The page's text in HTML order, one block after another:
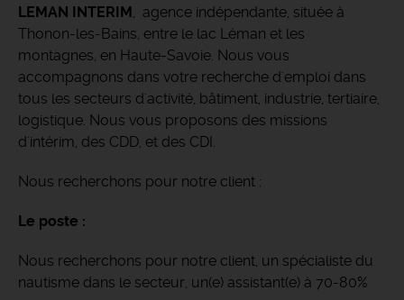
LEMAN INTERIM, agence indépendante, située à
Thonon-les-Bains, entre le lac Léman et les
montagnes, en Haute-Savoie. Nous vous
accompagnons dans votre recherche d'emploi dans
tous les secteurs d'activité, bâtiment, industrie, tertiaire,
logistique. Nous vous proposons des missions
d'intérim, des CDD, et des CDI.
Nous recherchons pour notre client :
Le poste :
Nous recherchons pour notre client, un spécialiste du
nautisme dans le secteur, un(e) assistant(e) à 70-80%